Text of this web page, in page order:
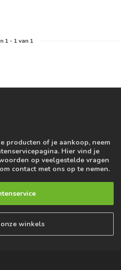
1- 1van 1
producten of je aankoop, neem
Hier vind je
op veelgestelde vragen
contact met ons op te nemen.
winkels